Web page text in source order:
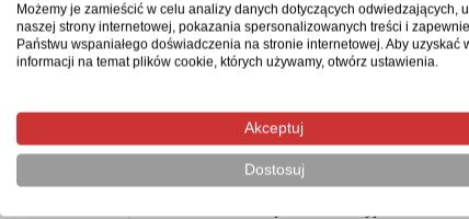
Szeroka paleta
Oferujemy paletę60 kolorów
Profesjonalny
Naklejka dekoracyjna
Możemy je zamieścić w celu analizy danych dotyczących odwiedzających,
naszej strony internetowej, pokazania spersonalizowanych treści i
Państwu wspaniałego doświadczenia na stronie internetowej. Aby uzyskać
informacji na temat plików cookie, których używamy, otwórz ustawienia.
Akceptuj
Dostosuj